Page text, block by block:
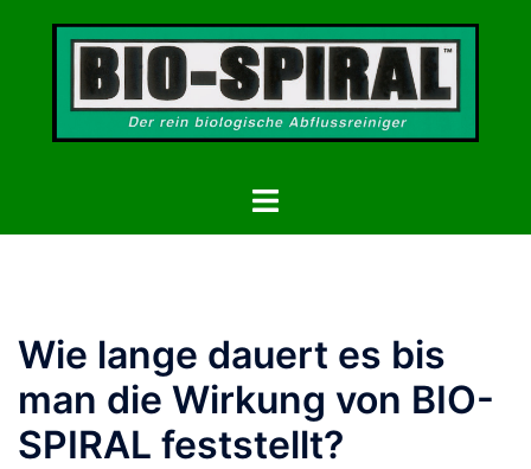
Menü
Wie lange dauert es bis
man die Wirkung von BIO-
SPIRAL feststellt?